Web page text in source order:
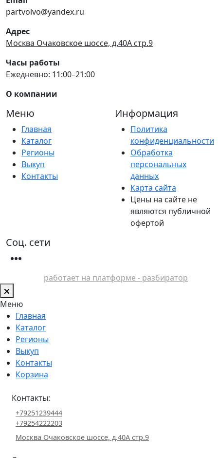
partvolvo@yandex.ru
Адрес
Москва Очаковское шоссе, д.40А стр.9
Часы работы
Ежедневно: 11:00–21:00
О компании
Меню
Главная
Каталог
Регионы
Выкуп
Контакты
Информация
Политика
конфиденциальности
Обработка
персональных
данных
Карта сайта
Цены на сайте не
являются публичной
офертой
Соц. сети
работает на платформе - разбиратор
Меню
Главная
Каталог
Регионы
Выкуп
Контакты
Корзина
Контакты:
+79251239444
+79254222203
Москва Очаковское шоссе, д.40А стр.9